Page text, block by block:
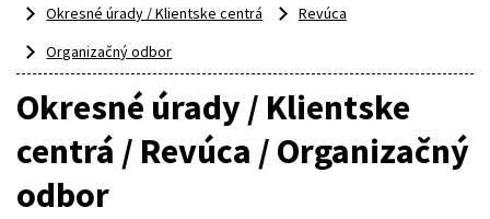
Okresné úrady / Klientske centrá
Revúca
Organizačný odbor
Okresné úrady / Klientske
centrá / Revúca / Organizačný
odbor